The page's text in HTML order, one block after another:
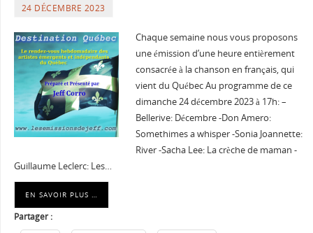
24 DÉCEMBRE 2023
Chaque semaine nous vous proposons
une émission d’une heure entièrement
consacrée à la chanson en français, qui
vient du Québec Au programme de ce
dimanche 24 décembre 2023 à 17h: –
Bellerive: Décembre -Don Amero:
Somethimes a whisper -Sonia Joannette:
River -Sacha Lee: La crèche de maman -
Guillaume Leclerc: Les…
EN SAVOIR PLUS …
Partager :